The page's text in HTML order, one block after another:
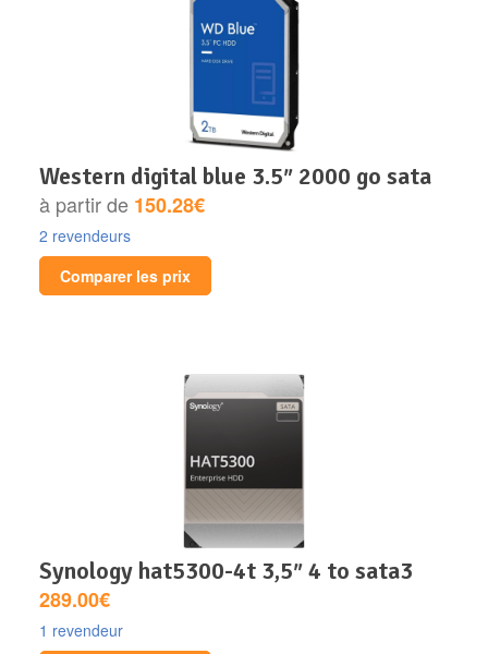
western digital blue 3.5″ 2000 go sata
à partir de 150.28€
2 revendeurs
Comparer les prix
synology hat5300-4t 3,5″ 4 to sata3
289.00€
1 revendeur